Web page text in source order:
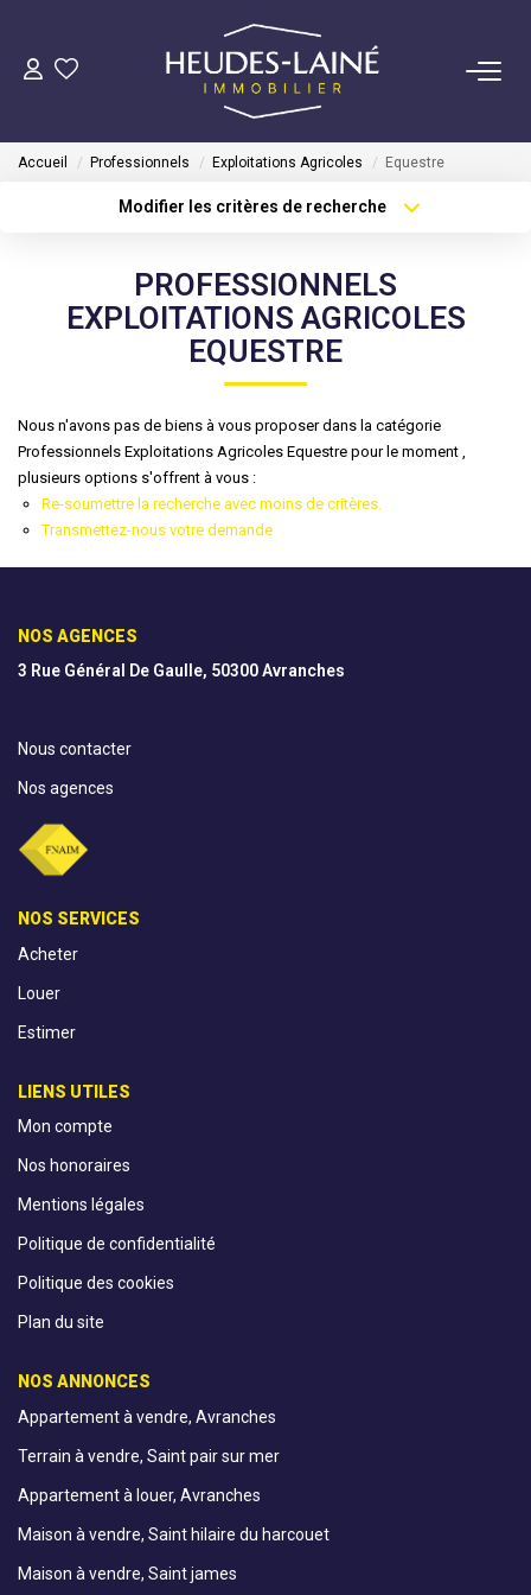
VENDRE
GÉRER
Mise En Location
Gestion Locative
COPROPRIÉTÉS
Accueil Professionnels Exploitations Agricoles Equestre
Modifier les critères de recherche
Sélectionnez...
Surface min
Plus de critères
Créer une alerte
PROFESSIONNELS
EXPLOITATIONS AGRICOLES
EQUESTRE
Nous n'avons pas de biens à vous proposer dans la catégorie
Professionnels Exploitations Agricoles Equestre pour le moment ,
plusieurs options s'offrent à vous :
Re-soumettre la recherche avec moins de critères.
Transmettez-nous votre demande
NOS AGENCES
3 Rue Général De Gaulle, 50300 Avranches
Nous contacter
Nos agences
NOS SERVICES
Acheter
Louer
Estimer
LIENS UTILES
Mon compte
Nos honoraires
Mentions légales
Politique de confidentialité
Politique des cookies
Plan du site
NOS ANNONCES
Appartement à vendre, Avranches
Terrain à vendre, Saint pair sur mer
Appartement à louer, Avranches
Maison à vendre, Saint hilaire du harcouet
Maison à vendre, Saint james